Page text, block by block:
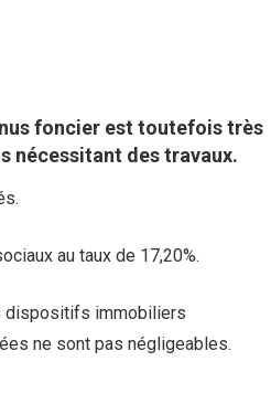
foncier est toutefois très
nécessitant des travaux.
au taux de 17,20%.
dispositifs immobiliers
ne sont pas négligeables.